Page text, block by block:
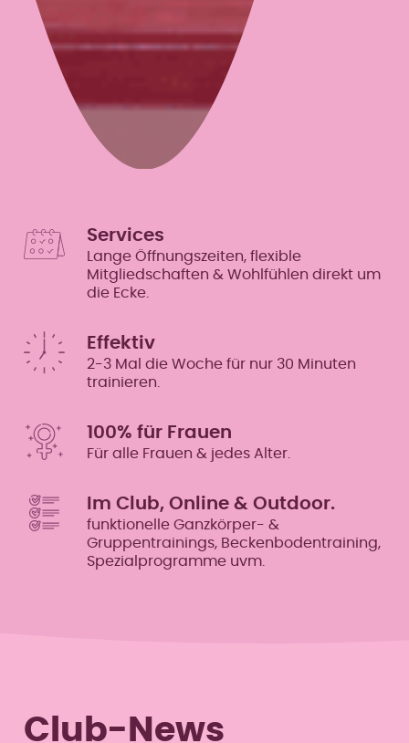
Services
Lange Öffnungszeiten, flexible
Mitgliedschaften & Wohlfühlen direkt um
die Ecke.
Effektiv
2-3 Mal die Woche für nur 30 Minuten
trainieren.
100% für Frauen
Für alle Frauen & jedes Alter.
Im Club, Online & Outdoor.
funktionelle Ganzkörper- &
Gruppentrainings, Beckenbodentraining,
Spezialprogramme uvm.
Club-News